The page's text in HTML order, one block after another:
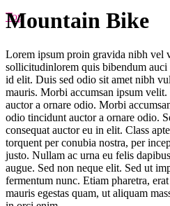
Top
Mountain Bike
Lorem ipsum proin gravida nibh vel
sollicitudinlorem quis bibendum auci
id elit. Duis sed odio sit amet nibh
mauris. Morbi accumsan ipsum
auctor a ornare odio. Morbi
odio tincidunt auctor a ornare odio.
consequat auctor eu in elit. Class
torquent per conubia nostra, per
justo. Nullam ac urna eu felis
augue. Sed non neque elit. Sed ut
fermentum nunc. Etiam pharetra,
mauris egestas quam, ut aliquam